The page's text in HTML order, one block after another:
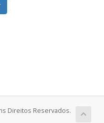
Direitos Reservados.